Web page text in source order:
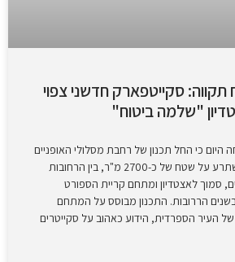
סקייטפארק חדשני צפוי
"שלמה ביטוח"
היום כי החל תכנון של רחבת מסלולי האופניים
וסקייטבורד ענקית שתשתרע על שטח של כ-2700 מ"ר, בין הרחובות
לאצטדיון ומתחם קריית הספורט
הררובות. התכנון מבוסס על המתחם
של העיר הספרדית, הידוע כאהוב על סקייטרים